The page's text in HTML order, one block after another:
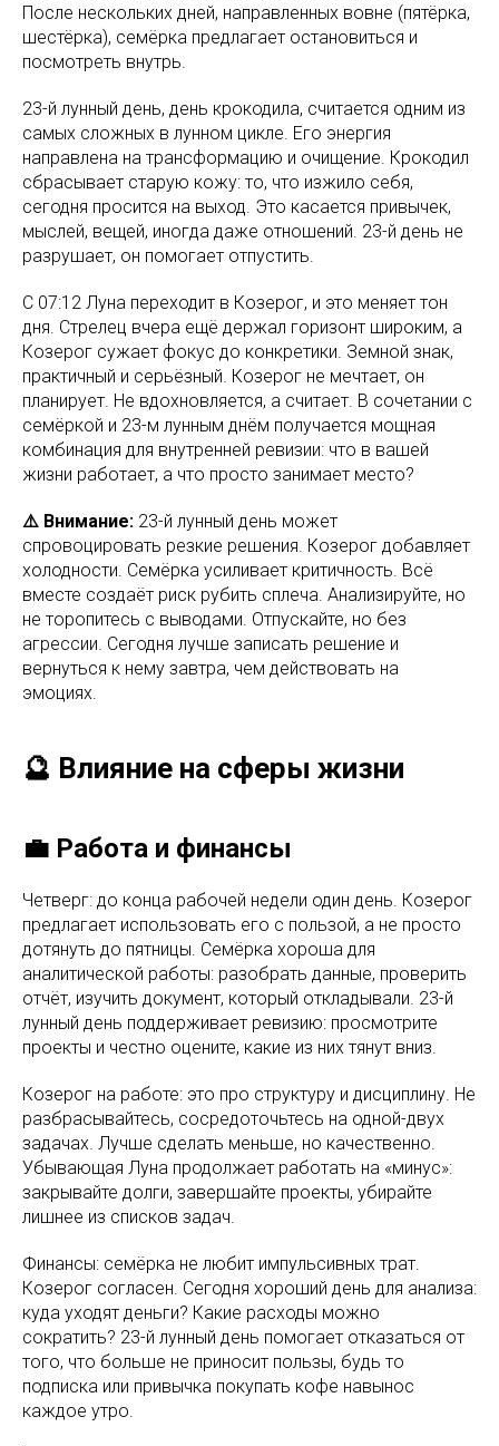
После нескольких дней, направленных вовне (пятёрка,
шестёрка), семёрка предлагает остановиться и
посмотреть внутрь.
23-й лунный день, день крокодила, считается одним из
самых сложных в лунном цикле. Его энергия
направлена на трансформацию и очищение. Крокодил
сбрасывает старую кожу: то, что изжило себя,
сегодня просится на выход. Это касается привычек,
мыслей, вещей, иногда даже отношений. 23-й день не
разрушает, он помогает отпустить.
С 07:12 Луна переходит в Козерог, и это меняет тон
дня. Стрелец вчера ещё держал горизонт широким, а
Козерог сужает фокус до конкретики. Земной знак,
практичный и серьёзный. Козерог не мечтает, он
планирует. Не вдохновляется, а считает. В сочетании с
семёркой и 23-м лунным днём получается мощная
комбинация для внутренней ревизии: что в вашей
жизни работает, а что просто занимает место?
⚠️ Внимание: 23-й лунный день может
спровоцировать резкие решения. Козерог добавляет
холодности. Семёрка усиливает критичность. Всё
вместе создаёт риск рубить сплеча. Анализируйте, но
не торопитесь с выводами. Отпускайте, но без
агрессии. Сегодня лучше записать решение и
вернуться к нему завтра, чем действовать на
эмоциях.
🔮 Влияние на сферы жизни
💼 Работа и финансы
Четверг: до конца рабочей недели один день. Козерог
предлагает использовать его с пользой, а не просто
дотянуть до пятницы. Семёрка хороша для
аналитической работы: разобрать данные, проверить
отчёт, изучить документ, который откладывали. 23-й
лунный день поддерживает ревизию: просмотрите
проекты и честно оцените, какие из них тянут вниз.
Козерог на работе: это про структуру и дисциплину. Не
разбрасывайтесь, сосредоточьтесь на одной-двух
задачах. Лучше сделать меньше, но качественно.
Убывающая Луна продолжает работать на «минус»:
закрывайте долги, завершайте проекты, убирайте
лишнее из списков задач.
Финансы: семёрка не любит импульсивных трат.
Козерог согласен. Сегодня хороший день для анализа:
куда уходят деньги? Какие расходы можно
сократить? 23-й лунный день помогает отказаться от
того, что больше не приносит пользы, будь то
подписка или привычка покупать кофе навынос
каждое утро.